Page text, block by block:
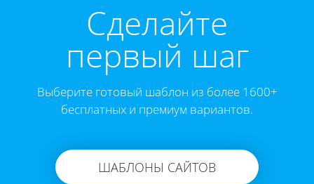
Cделайте
первый шаг
Выберите готовый шаблон из более 1600+
бесплатных и премиум вариантов.
ШАБЛОНЫ САЙТОВ